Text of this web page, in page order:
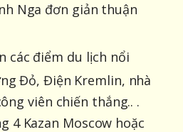
Nga đơn giản thuận
các điểm du lịch nổi
Đỏ, Điện Kremlin, nhà
viên chiến thắng.. .
4 Kazan Moscow hoặc